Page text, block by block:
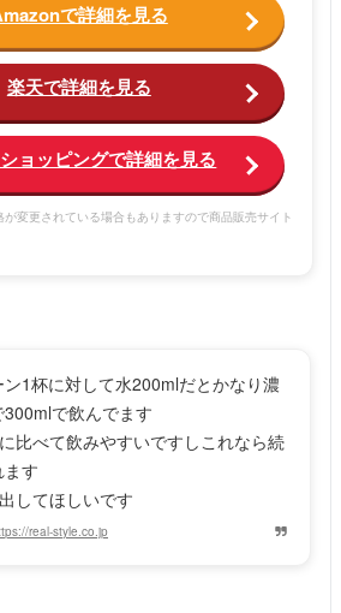
で詳細を見る
楽天で詳細を見る
ョッピングで詳細を見る
変更されている場合もありますので商品販売サイト
ン1杯に対して水200mlだとかなり濃
300mlで飲んでます
比べて飲みやすいですしこれなら続
ます
してほしいです
real-style.co.jp